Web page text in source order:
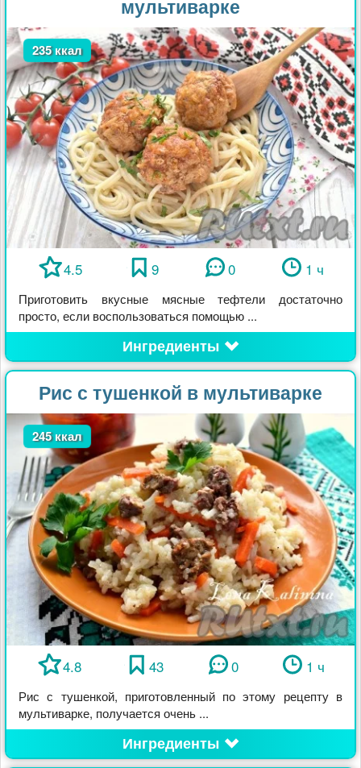
мультиварке
235 ккал
4.5 9 0 1 ч
Приготовить вкусные мясные тефтели достаточно
просто, если воспользоваться помощью ...
Ингредиенты
Рис с тушенкой в мультиварке
245 ккал
4.8 43 0 1 ч
Рис с тушенкой, приготовленный по этому рецепту в
мультиварке, получается очень ...
Ингредиенты